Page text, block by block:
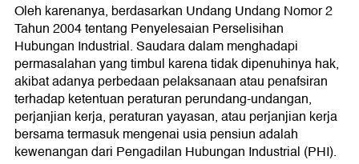
Oleh karenanya, berdasarkan Undang Undang Nomor 2
Tahun 2004 tentang Penyelesaian Perselisihan
Hubungan Industrial. Saudara dalam menghadapi
permasalahan yang timbul karena tidak dipenuhinya hak,
akibat adanya perbedaan pelaksanaan atau penafsiran
terhadap ketentuan peraturan perundang-undangan,
perjanjian kerja, peraturan yayasan, atau perjanjian kerja
bersama termasuk mengenai usia pensiun adalah
kewenangan dari Pengadilan Hubungan Industrial (PHI).